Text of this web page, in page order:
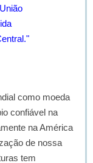
como moeda
confiável na
na América
de nossa
tem